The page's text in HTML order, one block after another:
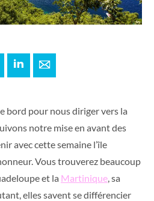
PinterestLinkedInE-mail
bord pour nous diriger vers la
notre mise en avant des
avec cette semaine l’île
Vous trouverez beaucoup
et la Martinique, sa
elles savent se différencier